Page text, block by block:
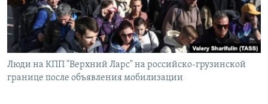
СОЦИАЛЬНЫЕ СЕТИ
Люди на КПП "Верхний Ларс" на российско-грузинской
границе после объявления мобилизации